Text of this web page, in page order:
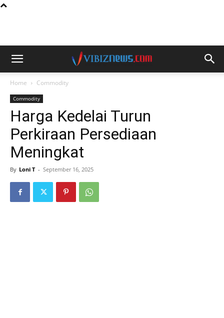
Home Commodity
Commodity
Harga Kedelai Turun
Perkiraan Persediaan
Meningkat
By Loni T - September 16, 2025